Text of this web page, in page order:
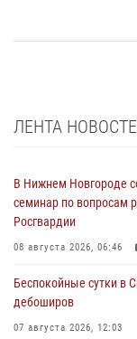
ЛЕНТА
В Нижнем Новгороде
семинар по вопросам
Росгвардии
08 августа 2026, 06:46
Беспокойные сутки в
дебоширов
07 августа 2026, 12:03